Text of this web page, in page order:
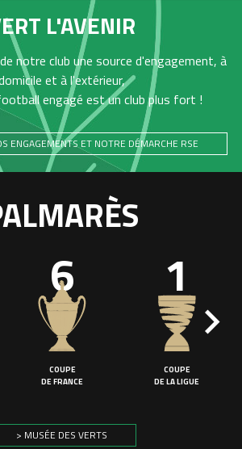
L'AVENIR
notre club une source d'engagement, à
et à l'extérieur,
engagé est un club plus fort !
ENGAGEMENTS ET NOTRE DÉMARCHE RSE
6
COUPE
DE FRANCE
1
COUPE
DE LA LIGUE
> MUSÉE DES VERTS